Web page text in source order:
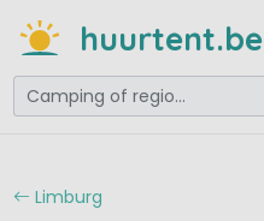
huurtent.be
Limburg